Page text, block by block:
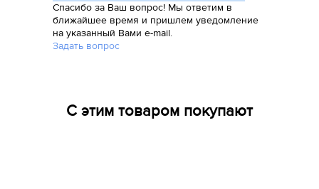
Спасибо за Ваш вопрос! Мы ответим в
ближайшее время и пришлем уведомление
на указанный Вами e-mail.
Задать вопрос
С этим товаром покупают